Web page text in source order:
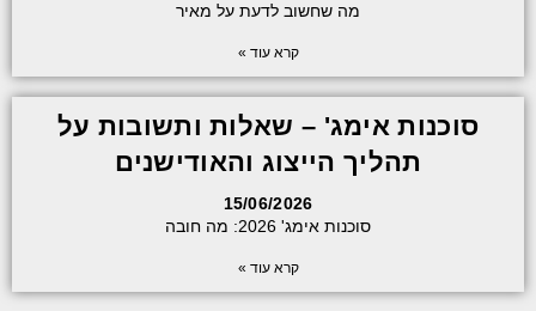
מה שחשוב לדעת על מאיר
קרא עוד »
סוכנות אימג' – שאלות ותשובות על
תהליך הייצוג והאודישנים
15/06/2026
סוכנות אימג' 2026: מה חובה
קרא עוד »